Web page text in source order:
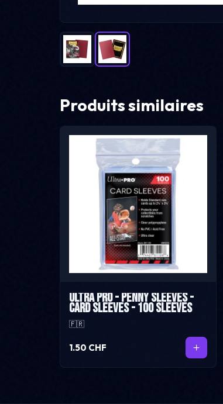
Produits similaires
Ultra Pro - Penny sleeves -
Card Sleeves - 100 sleeves
🇫🇷
1.50 CHF